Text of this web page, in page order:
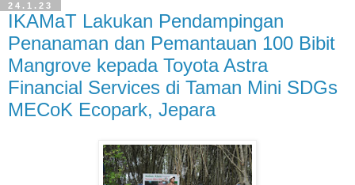
24.1.23
IKAMaT Lakukan Pendampingan
Penanaman dan Pemantauan 100 Bibit
Mangrove kepada Toyota Astra
Financial Services di Taman Mini SDGs
MECoK Ecopark, Jepara